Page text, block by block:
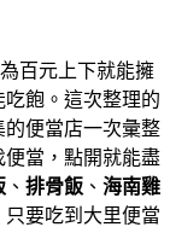
百元上下就能擁
飽。這次整理的
的便當店一次彙整
當，點開就能盡
、 排骨飯 、 海南雞
要吃到大里便當